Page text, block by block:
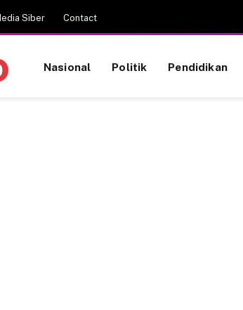
Siber Contact
Nasional Politik Pendidikan